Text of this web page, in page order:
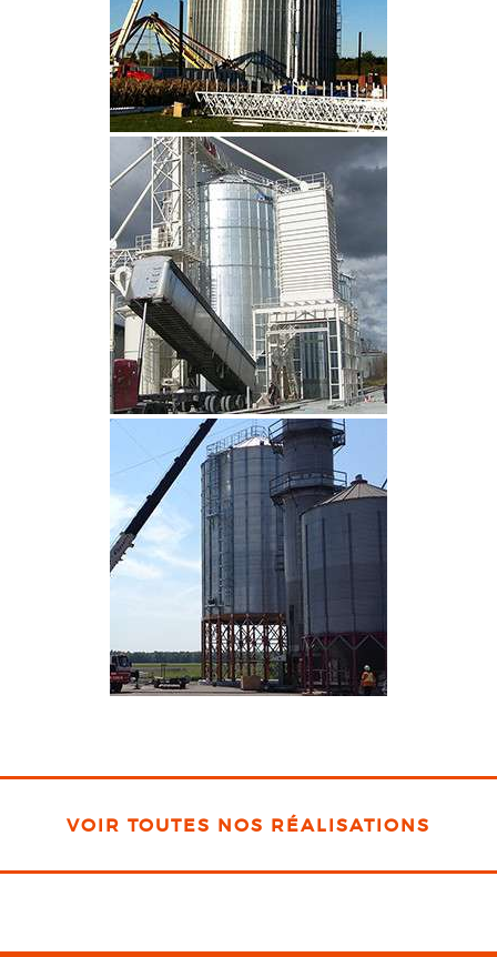
CLIQUEZ POUR AGRANDIR
CLIQUEZ POUR AGRANDIR
VOIR TOUTES NOS RÉALISATIONS